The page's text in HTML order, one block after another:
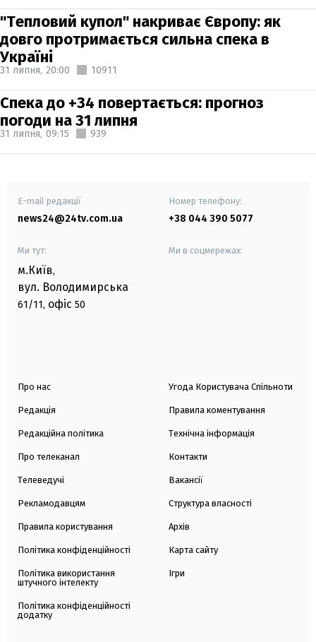
"Тепловий купол" накриває Європу: як
довго протримається сильна спека в
Україні
31 липня, 20:00 10911
Спека до +34 повертається: прогноз
погоди на 31 липня
31 липня, 09:15 939
E-mail редакції
news24@24tv.com.ua
Номер телефону:
+38 044 390 5077
Ми тут:
м.Київ,
вул. Володимирська
61/11, офіс 50
Ми в соцмережах:
Про нас
Редакція
Редакційна політика
Про телеканал
Телеведучі
Рекламодавцям
Правила користування
Політика конфіденційності
Політика використання
штучного інтелекту
Політика конфіденційності
додатку
Угода Користувача Спільноти
Правила коментування
Технічна інформація
Контакти
Вакансії
Структура власності
Архів
Карта сайту
Ігри